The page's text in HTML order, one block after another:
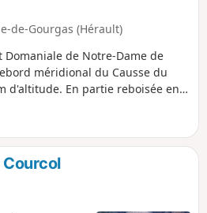
de-Gourgas (Hérault)
Domaniale de Notre-Dame de
méridional du Causse du
d'altitude. En partie reboisée en
de vautours fauves et abrite
comme la salamandre
une explosion de senteurs,
des genêts, des coronilles et
aromatiques.